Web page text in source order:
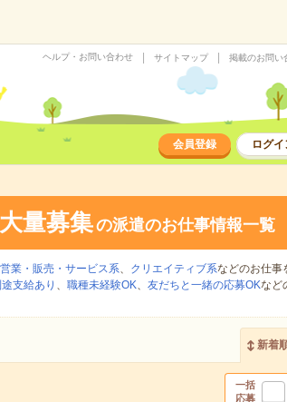
ヘルプ・お問い合わせ サイトマップ 掲載のお問い
会員登録 ログイ
量募集の派遣のお仕事情報一覧
営業・販売・サービス系、 クリエイティブ系などのお仕事
支給あり 、 職種未経験OK、 友だちと一緒の応募OKなど
新着
一括
応募